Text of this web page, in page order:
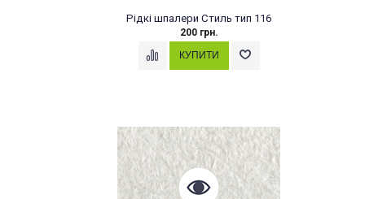
Рідкі шпалери Стиль тип 116
200 грн.